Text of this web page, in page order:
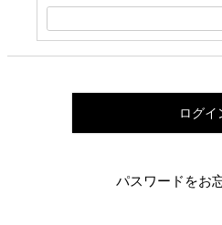
ログイ
パスワードをお